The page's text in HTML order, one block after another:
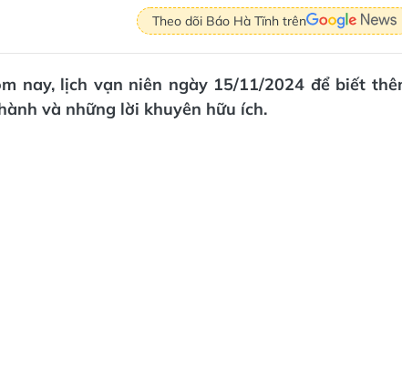
Theo dõi Báo Hà Tĩnh trên
nay, lịch vạn niên ngày 15/11/2024 để biết
và những lời khuyên hữu ích.